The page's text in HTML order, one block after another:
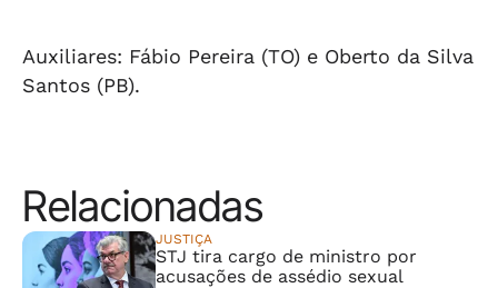
Auxiliares: Fábio Pereira (TO) e Oberto da Silva
Santos (PB).
Relacionadas
JUSTIÇA
STJ tira cargo de ministro por
acusações de assédio sexual